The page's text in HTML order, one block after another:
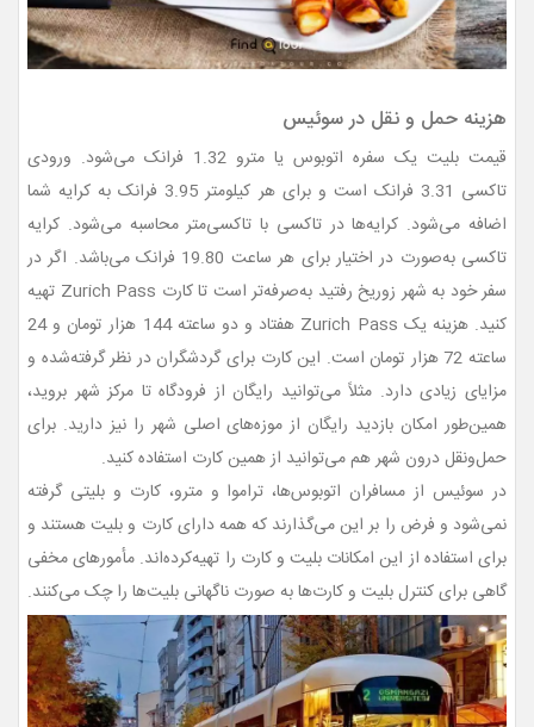
هزینه‌ حمل‌ و نقل در سوئیس
قیمت بلیت یک سفره اتوبوس یا مترو 1.32 فرانک می‌شود. ورودی
تاکسی 3.31 فرانک است و برای هر کیلومتر 3.95 فرانک به کرایه شما
اضافه می‌شود. کرایه‌ها در تاکسی با تاکسی‌متر محاسبه می‌شود. کرایه
تاکسی به‌صورت در اختیار برای هر ساعت 19.80 فرانک می‌باشد. اگر در
سفر خود به شهر زوریخ رفتید به‌صرفه‌تر است تا کارت Zurich Pass تهیه
کنید. هزینه‌ یک Zurich Pass هفتاد و دو ساعته 144 هزار تومان و 24
ساعته 72 هزار تومان است. این کارت برای گردشگران در نظر گرفته‌شده و
مزایای زیادی دارد. مثلاً می‌توانید رایگان از فرودگاه تا مرکز شهر بروید،
همین‌طور امکان بازدید رایگان از موزه‌های اصلی شهر را نیز دارید. برای
حمل‌ونقل درون شهر هم می‌توانید از همین کارت استفاده کنید.
در سوئیس از مسافران اتوبوس‌ها، تراموا و مترو، کارت و بلیتی گرفته
نمی‌شود و فرض را بر این می‌گذارند که همه دارای کارت و بلیت هستند و
برای استفاده از این امکانات بلیت و کارت را تهیه‌کرده‌اند. مأمورهای مخفی
گاهی برای کنترل بلیت و کارت‌ها به صورت ناگهانی بلیت‌ها را چک می‌کنند.